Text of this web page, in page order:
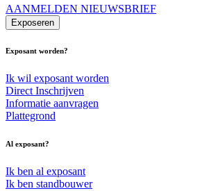
AANMELDEN NIEUWSBRIEF
Exposeren
Exposant worden?
Ik wil exposant worden
Direct Inschrijven
Informatie aanvragen
Plattegrond
Al exposant?
Ik ben al exposant
Ik ben standbouwer